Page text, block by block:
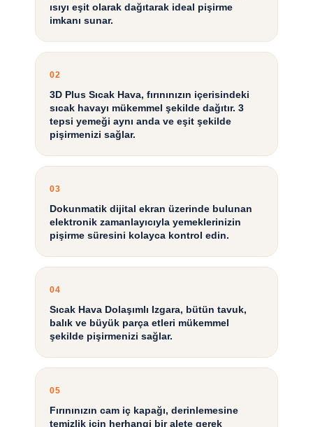
ısıyı eşit olarak dağıtarak ideal pişirme
imkanı sunar.
02
3D Plus Sıcak Hava, fırınınızın içerisindeki
sıcak havayı mükemmel şekilde dağıtır. 3
tepsi yemeği aynı anda ve eşit şekilde
pişirmenizi sağlar.
03
Dokunmatik dijital ekran üzerinde bulunan
elektronik zamanlayıcıyla yemeklerinizin
pişirme süresini kolayca kontrol edin.
04
Sıcak Hava Dolaşımlı Izgara, bütün tavuk,
balık ve büyük parça etleri mükemmel
şekilde pişirmenizi sağlar.
05
Fırınınızın cam iç kapağı, derinlemesine
temizlik için herhangi bir alete gerek